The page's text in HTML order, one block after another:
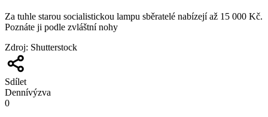
Za tuhle starou socialistickou lampu sběratelé nabízejí až 15 000 Kč.
Poznáte ji podle zvláštní nohy
Zdroj: Shutterstock
Sdílet
Dennívýzva
0